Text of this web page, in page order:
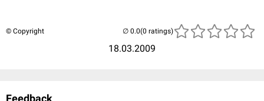
© Copyright
18.03.2009
(0 ratings)
Feedback